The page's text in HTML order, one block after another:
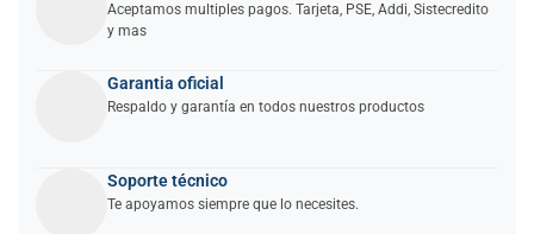
Aceptamos multiples pagos. Tarjeta, PSE, Addi, Sistecredito
y mas
Garantia oficial
Respaldo y garantía en todos nuestros productos
Soporte técnico
Te apoyamos siempre que lo necesites.